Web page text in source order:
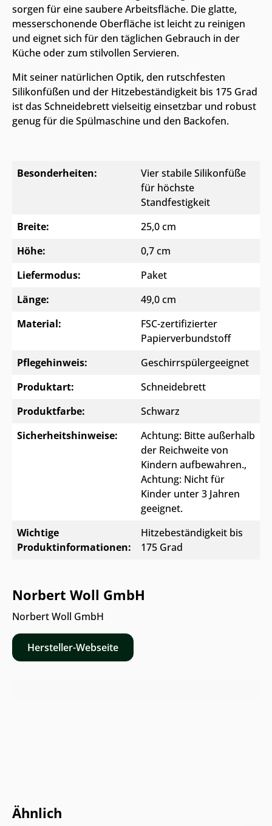
sorgen für eine saubere Arbeitsfläche. Die glatte,
messerschonende Oberfläche ist leicht zu reinigen
und eignet sich für den täglichen Gebrauch in der
Küche oder zum stilvollen Servieren.
Mit seiner natürlichen Optik, den rutschfesten
Silikonfüßen und der Hitzebeständigkeit bis 175 Grad
ist das Schneidebrett vielseitig einsetzbar und robust
genug für die Spülmaschine und den Backofen.
Besonderheiten:
Vier stabile Silikonfüße
für höchste
Standfestigkeit
Breite:
25,0 cm
Höhe:
0,7 cm
Liefermodus:
Paket
Länge:
49,0 cm
Material:
FSC-zertifizierter
Papierverbundstoff
Pflegehinweis:
Geschirrspülergeeignet
Produktart:
Schneidebrett
Produktfarbe:
Schwarz
Sicherheitshinweise:
Achtung: Bitte außerhalb
der Reichweite von
Kindern aufbewahren.,
Achtung: Nicht für
Kinder unter 3 Jahren
geeignet.
Wichtige
Produktinformationen:
Hitzebeständigkeit bis
175 Grad
Norbert Woll GmbH
Norbert Woll GmbH
Hersteller-Webseite
Ähnlich
Online & im Möbelhaus verfügbar